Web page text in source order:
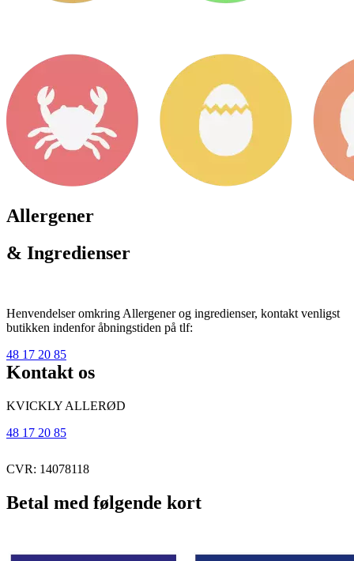
Allergener
& Ingredienser
Henvendelser omkring Allergener og ingredienser, kontakt venligst
butikken indenfor åbningstiden på tlf:
48 17 20 85
Kontakt os
KVICKLY ALLERØD
48 17 20 85
CVR: 14078118
Betal med følgende kort